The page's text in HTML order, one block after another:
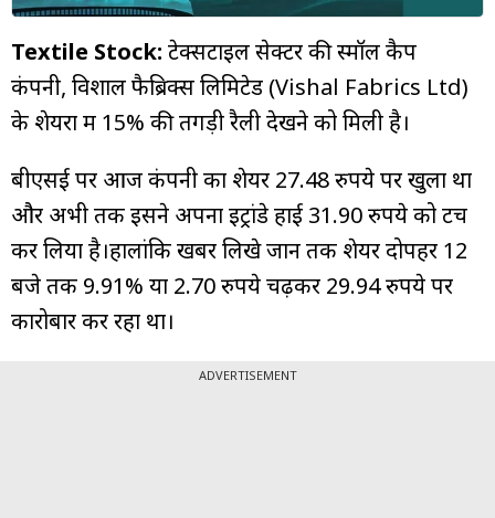
Textile Stock: टेक्सटाइल सेक्टर की स्मॉल कैप
कंपनी, विशाल फैब्रिक्स लिमिटेड (Vishal Fabrics Ltd)
के शेयरों में 15% की तगड़ी रैली देखने को मिली है।
बीएसई पर आज कंपनी का शेयर 27.48 रुपये पर खुला था
और अभी तक इसने अपना इट्रांडे हाई 31.90 रुपये को टच
कर लिया है।हालांकि खबर लिखे जानें तक शेयर दोपहर 12
बजे तक 9.91% या 2.70 रुपये चढ़कर 29.94 रुपये पर
कारोबार कर रहा था।
ADVERTISEMENT